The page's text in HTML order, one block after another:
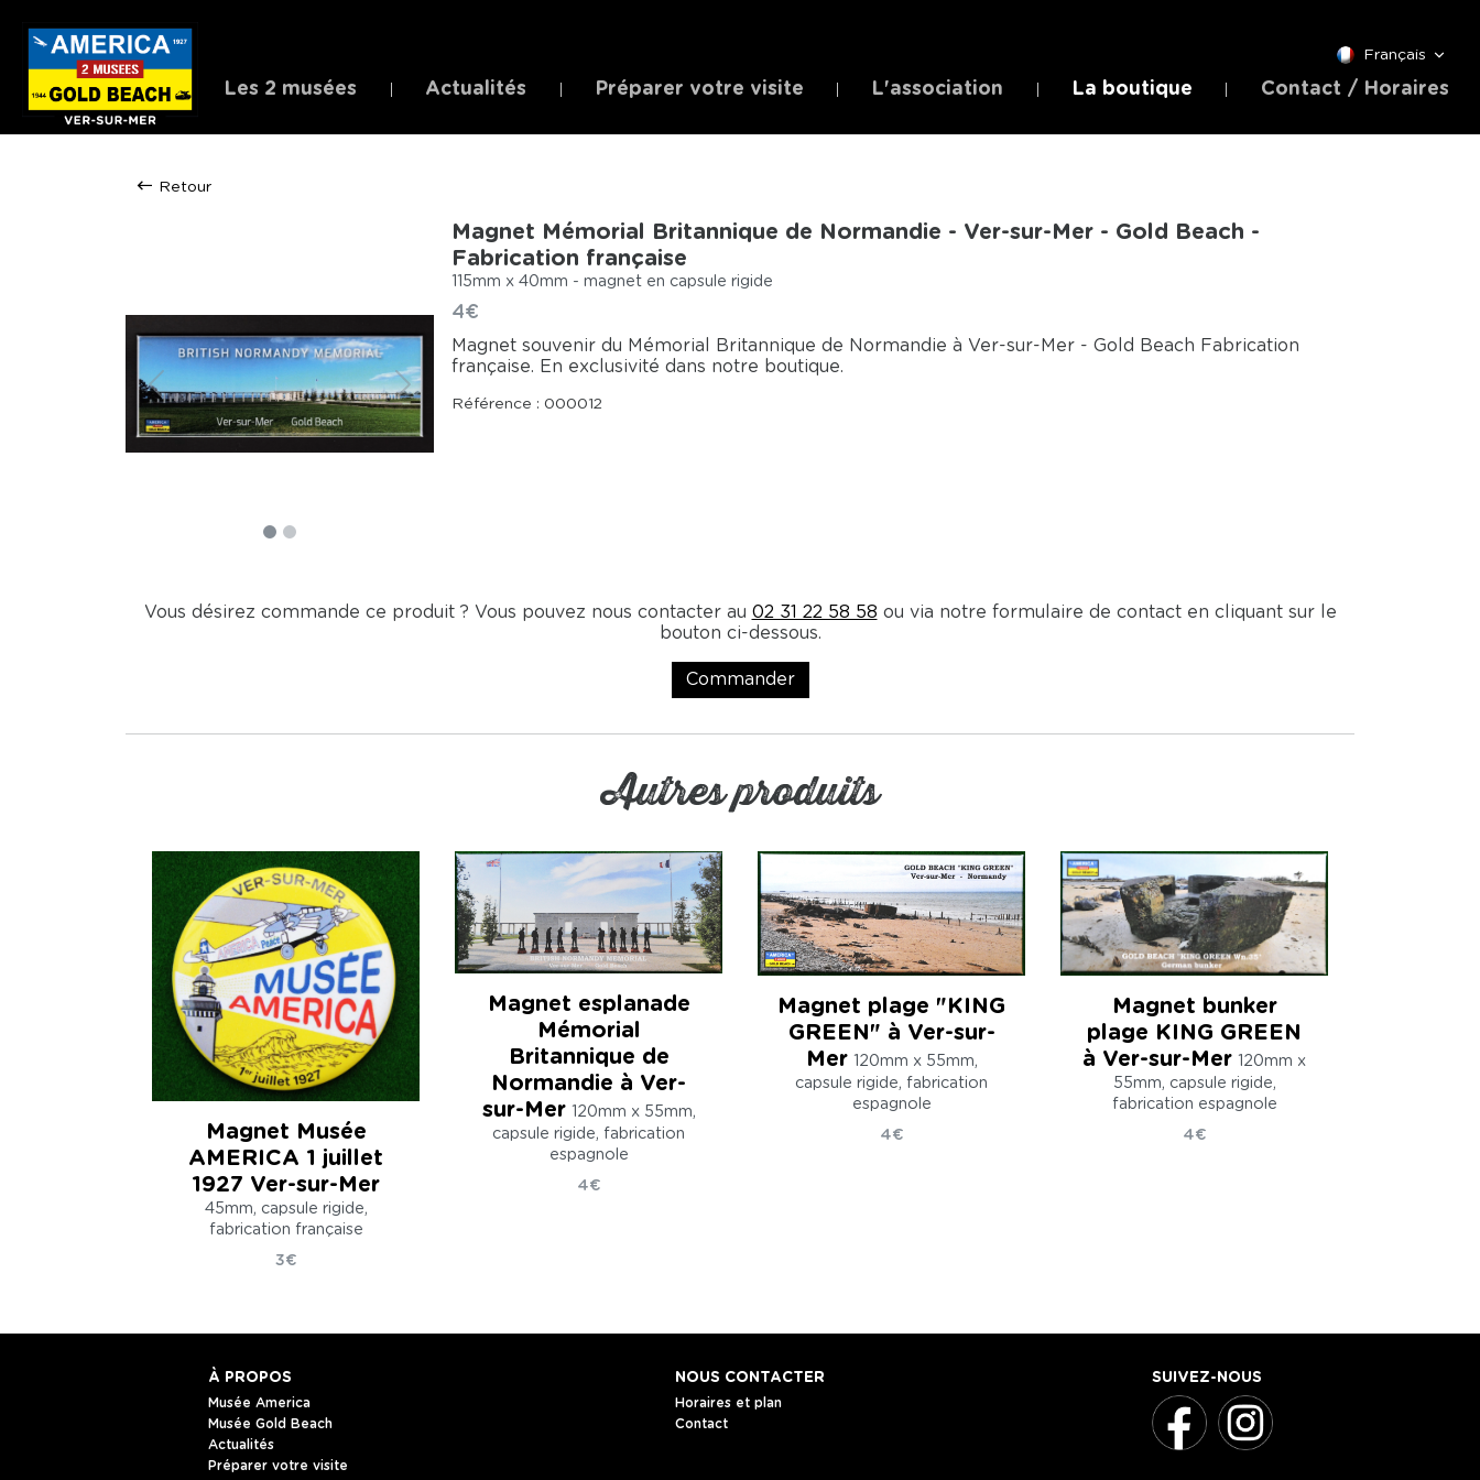
Français
Les 2 musées Actualités Préparer votre visite L'association La boutique Contact / Horaires
Retour
Précédent Suivant
Magnet Mémorial Britannique de Normandie - Ver-sur-Mer - Gold Beach -
Fabrication française
115mm x 40mm - magnet en capsule rigide
4€
Magnet souvenir du Mémorial Britannique de Normandie à Ver-sur-Mer - Gold Beach Fabrication
française. En exclusivité dans notre boutique.
Référence : 000012
Vous désirez commande ce produit ? Vous pouvez nous contacter au 02 31 22 58 58 ou via notre formulaire de contact en cliquant sur le
bouton ci-dessous.
Commander
Autres produits
Magnet Musée
AMERICA 1 juillet
1927 Ver-sur-Mer
45mm, capsule rigide,
fabrication française
3€
Magnet esplanade
Mémorial
Britannique de
Normandie à Ver-
sur-Mer 120mm x 55mm,
capsule rigide, fabrication
espagnole
4€
Magnet plage "KING
GREEN" à Ver-sur-
Mer 120mm x 55mm,
capsule rigide, fabrication
espagnole
4€
Magnet bunker
plage KING GREEN
à Ver-sur-Mer 120mm x
55mm, capsule rigide,
fabrication espagnole
4€
À PROPOS
Musée America
Musée Gold Beach
Actualités
Préparer votre visite
NOUS CONTACTER
Horaires et plan
Contact
SUIVEZ-NOUS